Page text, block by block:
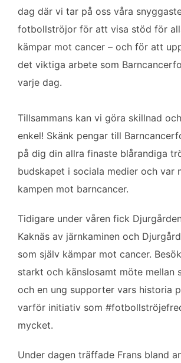
e
o
o
k
t
e
r
i
k
d
I
n
a
dag där vi tar på oss våra
fotbollströjor för att visa stöd för
kämpar mot cancer – och för att
det viktiga arbete som
varje dag.
Tillsammans kan vi göra skillnad
enkel! Skänk pengar till
på dig din allra finaste blårandiga
budskapet i sociala medier och var
kampen mot barncancer.
Tidigare under våren fick
Kaknäs av järnkaminen och
som själv kämpar mot cancer.
starkt och känslosamt möte mellan
och en ung supporter vars historia
varför initiativ som
mycket.
Under dagen träffade Frans bland